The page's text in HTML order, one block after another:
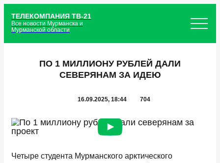
ТЕЛЕКОМПАНИЯ ТВ-21
Все новости Мурманска и
Мурманской области
ПО 1 МИЛЛИОНУ РУБЛЕЙ ДАЛИ
СЕВЕРЯНАМ ЗА ИДЕЮ
16.09.2025, 18:44 704
Четыре студента Мурманского арктического